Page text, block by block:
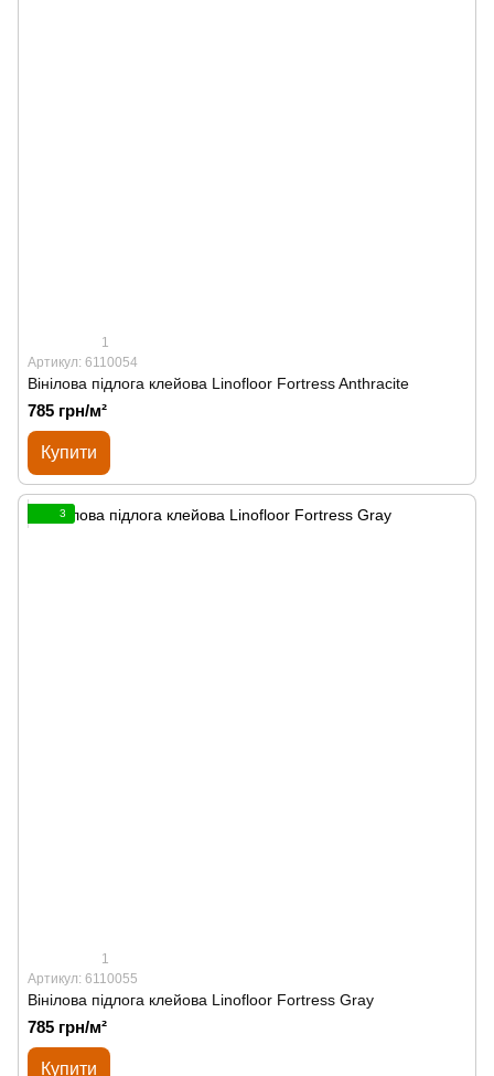
1
Артикул: 6110054
Вінілова підлога клейова Linofloor Fortress Anthracite
785 грн/м²
Купити
3
1
Артикул: 6110055
Вінілова підлога клейова Linofloor Fortress Gray
785 грн/м²
Купити